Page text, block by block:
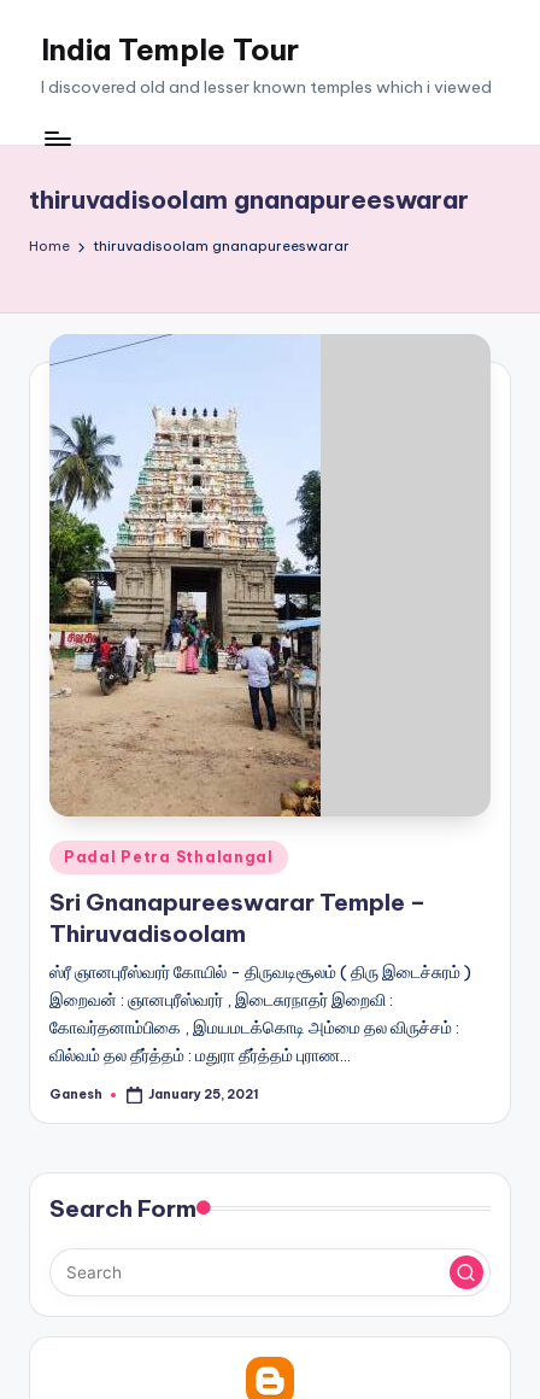
India Temple Tour
I discovered old and lesser known temples which i viewed
thiruvadisoolam gnanapureeswarar
Home thiruvadisoolam gnanapureeswarar
Posted
in
Padal Petra Sthalangal
Sri Gnanapureeswarar Temple –
Thiruvadisoolam
ஸ்ரீ ஞானபுரீஸ்வரர் கோயில் - திருவடிசூலம் ( திரு இடைச்சுரம் )
இறைவன் : ஞானபுரீஸ்வரர் , இடைசுரநாதர் இறைவி :
கோவர்தனாம்பிகை , இமயமடக்கொடி அம்மை தல விருச்சம் :
வில்வம் தல தீர்த்தம் : மதுரா தீர்த்தம் புராண…
Posted
Ganesh January 25, 2021
Search Form